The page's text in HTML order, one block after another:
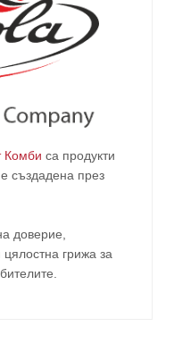
Комби са продукти
е създадена през
доверие,
грижа за